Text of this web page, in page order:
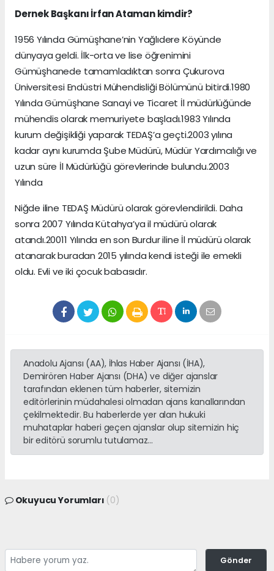
Dernek Başkanı İrfan Ataman kimdir?
1956 Yılında Gümüşhane’nin Yağlıdere Köyünde
dünyaya geldi. İlk-orta ve lise öğrenimini
Gümüşhanede tamamladıktan sonra Çukurova
Üniversitesi Endüstri Mühendisliği Bölümünü bitirdi.1980
Yılında Gümüşhane Sanayi ve Ticaret İl müdürlüğünde
mühendis olarak memuriyete başladı.1983 Yılında
kurum değişikliği yaparak TEDAŞ’a geçti.2003 yılına
kadar aynı kurumda Şube Müdürü, Müdür Yardımcılığı ve
uzun süre İl Müdürlüğü görevlerinde bulundu.2003
Yılında
Niğde iline TEDAŞ Müdürü olarak görevlendirildi. Daha
sonra 2007 Yılında Kütahya’ya il müdürü olarak
atandı.20011 Yılında en son Burdur iline İl müdürü olarak
atanarak buradan 2015 yılında kendi isteği ile emekli
oldu. Evli ve iki çocuk babasıdır.
Anadolu Ajansı (AA), İhlas Haber Ajansı (İHA),
Demirören Haber Ajansı (DHA) ve diğer ajanslar
tarafından eklenen tüm haberler, sitemizin
editörlerinin müdahalesi olmadan ajans kanallarından
çekilmektedir. Bu haberlerde yer alan hukuki
muhataplar haberi geçen ajanslar olup sitemizin hiç
bir editörü sorumlu tutulamaz...
Okuyucu Yorumları (0)
Gönder